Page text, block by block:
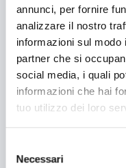
annunci, per fornire
analizzare il nostro
informazioni sul
partner che si
social media, i quali
informazioni che hai
tuo utilizzo dei loro
delNecessari
quando riceveremo
le sue parti